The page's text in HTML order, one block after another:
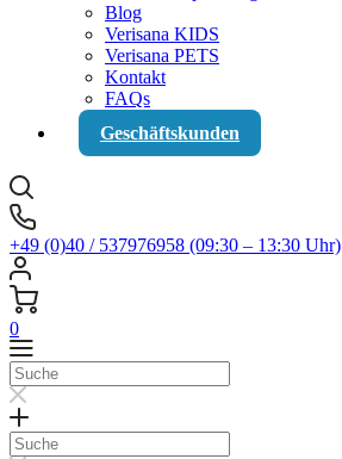
Blog
Verisana KIDS
Verisana PETS
Kontakt
FAQs
Geschäftskunden
+49 (0)40 / 537976958 (09:30 – 13:30 Uhr)
0
Suche
Suche